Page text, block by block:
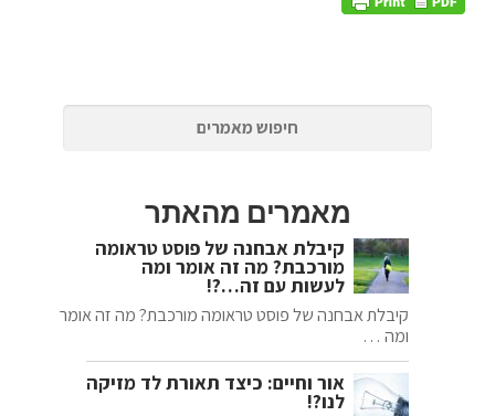
מאמרים מהאתר
קיבלת אבחנה של פוסט טראומה
מורכבת? מה זה אומר ומה
לעשות עם זה…?!
קיבלת אבחנה של פוסט טראומה מורכבת? מה זה אומר
ומה …
אור וחיים: כיצד תאורת לד מזיקה
לנו?!